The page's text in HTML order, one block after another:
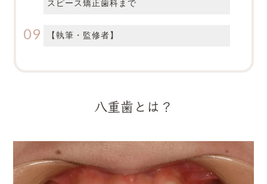
スピース矯正歯科まで
【執筆・監修者】
八重歯とは？